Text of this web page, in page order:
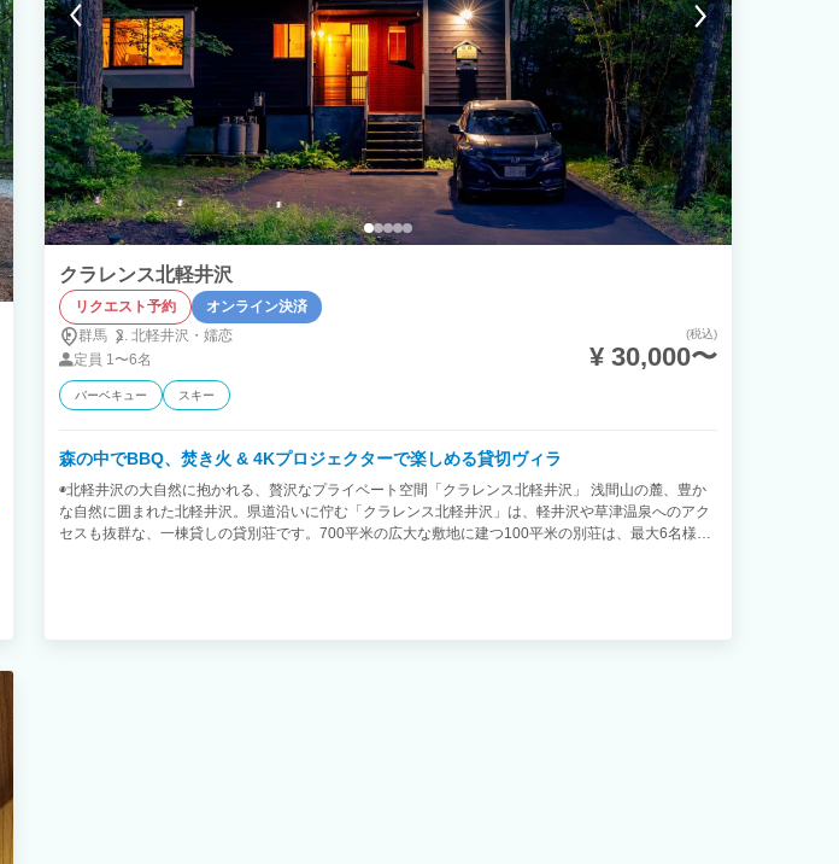
提供いたします。 ■その他 ・源流釣り場の入場料は、ご滞在中、何度でも無料です ・BBQグリル：
利用料無料 ※食材・飲み物の提供を行っておりません。お好みのものをご用意頂きますようお願いし
ます ■オプション ・牧場体験(子牛の餌やり、牧場活動についてレクチャー)：3,300円(税込)/人 ・チ
ーズ作り体験：4,400円(税込)/人(冬季限定) ※オプション料金は全て現地での決済となります ※牧場
体験、チーズ作り体験は事前のご予約が必要です - 牧場体験につきましては2名以上かつ3歳以上のお
客様が対象です。午前6時～午後4時の間にて実施致します。正確なお時間はご到着時にご案内差し上
げます。 - チーズ作りにつきましては2名以上かつ10歳以上のお客様が対象です。詳細はご予約時に
ご案内いたします。
クラレンス北軽井沢
リクエスト予約
オンライン決済
群馬
北軽井沢・ 嬬恋
定員 1〜6名
(税込)
¥ 30,000〜
バーベキュー スキー
森の中でBBQ、焚き火 & 4Kプロジェクターで楽しめる貸切ヴィラ
◉北軽井沢の大自然に抱かれる、贅沢なプライベート空間「クラレンス北軽井沢」 浅間山の麓、豊か
な自然に囲まれた北軽井沢。県道沿いに佇む「クラレンス北軽井沢」は、軽井沢や草津温泉へのアク
セスも抜群な、一棟貸しの貸別荘です。700平米の広大な敷地に建つ100平米の別荘は、最大6名様ま
族や仲間とワイワイ楽しむ時間は、最高の思い出になるはず。 キッチンには、調理器具や食器も完